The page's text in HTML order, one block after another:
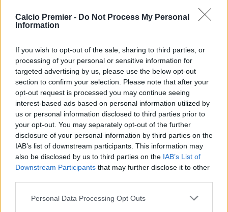
Calcio Premier - Do Not Process My Personal
Information
If you wish to opt-out of the sale, sharing to third parties, or
processing of your personal or sensitive information for
targeted advertising by us, please use the below opt-out
section to confirm your selection. Please note that after your
opt-out request is processed you may continue seeing
interest-based ads based on personal information utilized by
us or personal information disclosed to third parties prior to
your opt-out. You may separately opt-out of the further
disclosure of your personal information by third parties on the
IAB’s list of downstream participants. This information may
also be disclosed by us to third parties on the IAB’s List of
Downstream Participants that may further disclose it to other
Personal Data Processing Opt Outs
prestito allaRoma.
Europa si stanno muovendo i club bisognosi di certezze
fra i pali.Wojciech Szczęsnynel frattempo continua a
giocare e a dichiararsi pronto per la Roma, che tuttavia –
come riportato dalCorrieredelloSport.it –non intende
acquistarlo a titolo definitivo facendolo ritornare aLondra
fra le file dell’Arsenalal termine della stagione.
Lorenzo Semino
Twitter @calciopremier